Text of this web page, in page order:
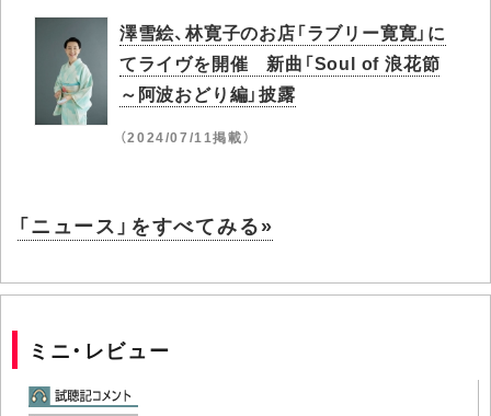
澤雪絵、林寛子のお店「ラブリー寛寛」に
てライヴを開催 新曲「Soul of 浪花節
～阿波おどり編」披露
（2024/07/11掲載）
「ニュース」をすべてみる»
ミニ・レビュー